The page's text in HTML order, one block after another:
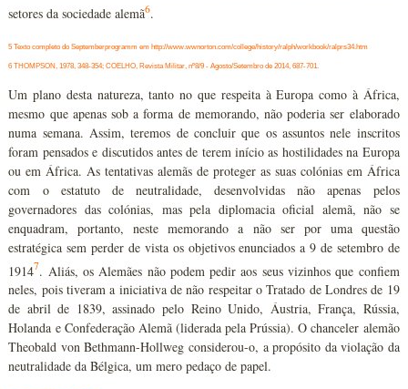
setores da sociedade alemã6.
5 Texto completo do Septemberprogramm emhttp://www.wwnorton.com/college/history/ralph/workbook/ralprs34.htm
6 THOMPSON, 1978, 348-354; COELHO, Revista Militar, nº8/9 - Agosto/Setembro de 2014, 687-701.
Um plano desta natureza, tanto no que respeita à Europa como à África,
mesmo que apenas sob a forma de memorando, não poderia ser elaborado
numa semana. Assim, teremos de concluir que os assuntos nele inscritos
foram pensados e discutidos antes de terem início as hostilidades na Europa
ou em África. As tentativas alemãs de proteger as suas colónias em África
com o estatuto de neutralidade, desenvolvidas não apenas pelos
governadores das colónias, mas pela diplomacia oficial alemã, não se
enquadram, portanto, neste memorando a não ser por uma questão
estratégica sem perder de vista os objetivos enunciados a 9 de setembro de
19147. Aliás, os Alemães não podem pedir aos seus vizinhos que confiem
neles, pois tiveram a iniciativa de não respeitar o Tratado de Londres de 19
de abril de 1839, assinado pelo Reino Unido, Áustria, França, Rússia,
Holanda e Confederação Alemã (liderada pela Prússia). O chanceler alemão
Theobald von Bethmann-Hollweg considerou-o, a propósito da violação da
neutralidade da Bélgica, um mero pedaço de papel.